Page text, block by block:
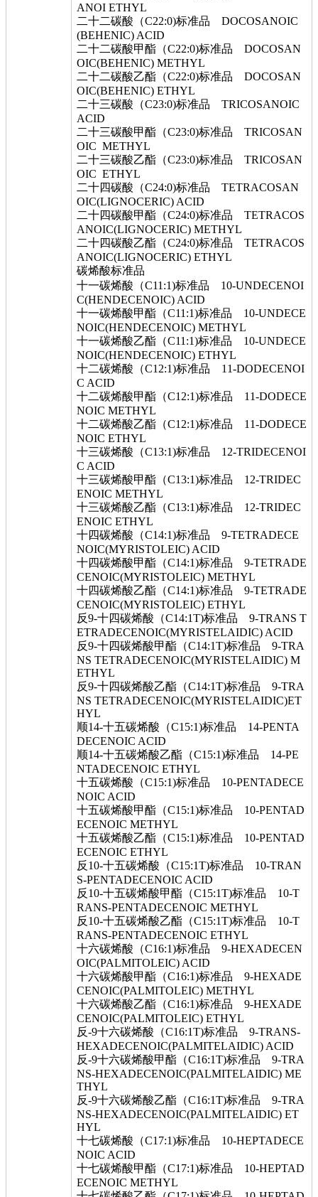
ANOI ETHYL
二十二碳酸（C22:0)标准品 DOCOSANOIC
(BEHENIC) ACID
二十二碳酸甲酯（C22:0)标准品 DOCOSAN
OIC(BEHENIC) METHYL
二十二碳酸乙酯（C22:0)标准品 DOCOSAN
OIC(BEHENIC) ETHYL
二十三碳酸（C23:0)标准品 TRICOSANOIC
ACID
二十三碳酸甲酯（C23:0)标准品 TRICOSAN
OIC METHYL
二十三碳酸乙酯（C23:0)标准品 TRICOSAN
OIC ETHYL
二十四碳酸（C24:0)标准品 TETRACOSAN
OIC(LIGNOCERIC) ACID
二十四碳酸甲酯（C24:0)标准品 TETRACOS
ANOIC(LIGNOCERIC) METHYL
二十四碳酸乙酯（C24:0)标准品 TETRACOS
ANOIC(LIGNOCERIC) ETHYL
碳烯酸标准品
十一碳烯酸（C11:1)标准品 10-UNDECENOI
C(HENDECENOIC) ACID
十一碳烯酸甲酯（C11:1)标准品 10-UNDECE
NOIC(HENDECENOIC) METHYL
十一碳烯酸乙酯（C11:1)标准品 10-UNDECE
NOIC(HENDECENOIC) ETHYL
十二碳烯酸（C12:1)标准品 11-DODECENOI
C ACID
十二碳烯酸甲酯（C12:1)标准品 11-DODECE
NOIC METHYL
十二碳烯酸乙酯（C12:1)标准品 11-DODECE
NOIC ETHYL
十三碳烯酸（C13:1)标准品 12-TRIDECENOI
C ACID
十三碳烯酸甲酯（C13:1)标准品 12-TRIDEC
ENOIC METHYL
十三碳烯酸乙酯（C13:1)标准品 12-TRIDEC
ENOIC ETHYL
十四碳烯酸（C14:1)标准品 9-TETRADECE
NOIC(MYRISTOLEIC) ACID
十四碳烯酸甲酯（C14:1)标准品 9-TETRADE
CENOIC(MYRISTOLEIC) METHYL
十四碳烯酸乙酯（C14:1)标准品 9-TETRADE
CENOIC(MYRISTOLEIC) ETHYL
反9-十四碳烯酸（C14:1T)标准品 9-TRANS T
ETRADECENOIC(MYRISTELAIDIC) ACID
反9-十四碳烯酸甲酯（C14:1T)标准品 9-TRA
NS TETRADECENOIC(MYRISTELAIDIC) M
ETHYL
反9-十四碳烯酸乙酯（C14:1T)标准品 9-TRA
NS TETRADECENOIC(MYRISTELAIDIC)ET
HYL
顺14-十五碳烯酸（C15:1)标准品 14-PENTA
DECENOIC ACID
顺14-十五碳烯酸乙酯（C15:1)标准品 14-PE
NTADECENOIC ETHYL
十五碳烯酸（C15:1)标准品 10-PENTADECE
NOIC ACID
十五碳烯酸甲酯（C15:1)标准品 10-PENTAD
ECENOIC METHYL
十五碳烯酸乙酯（C15:1)标准品 10-PENTAD
ECENOIC ETHYL
反10-十五碳烯酸（C15:1T)标准品 10-TRAN
S-PENTADECENOIC ACID
反10-十五碳烯酸甲酯（C15:1T)标准品 10-T
RANS-PENTADECENOIC METHYL
反10-十五碳烯酸乙酯（C15:1T)标准品 10-T
RANS-PENTADECENOIC ETHYL
十六碳烯酸（C16:1)标准品 9-HEXADECEN
OIC(PALMITOLEIC) ACID
十六碳烯酸甲酯（C16:1)标准品 9-HEXADE
CENOIC(PALMITOLEIC) METHYL
十六碳烯酸乙酯（C16:1)标准品 9-HEXADE
CENOIC(PALMITOLEIC) ETHYL
反-9十六碳烯酸（C16:1T)标准品 9-TRANS-
HEXADECENOIC(PALMITELAIDIC) ACID
反-9十六碳烯酸甲酯（C16:1T)标准品 9-TRA
NS-HEXADECENOIC(PALMITELAIDIC) ME
THYL
反-9十六碳烯酸乙酯（C16:1T)标准品 9-TRA
NS-HEXADECENOIC(PALMITELAIDIC) ET
HYL
十七碳烯酸（C17:1)标准品 10-HEPTADECE
NOIC ACID
十七碳烯酸甲酯（C17:1)标准品 10-HEPTAD
ECENOIC METHYL